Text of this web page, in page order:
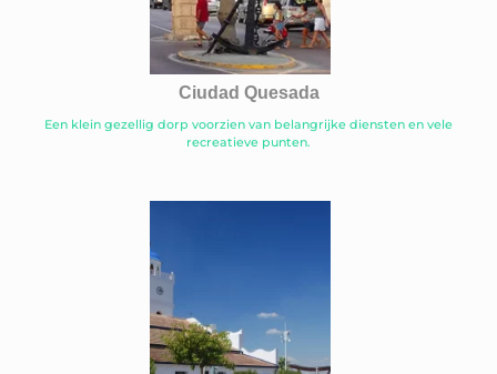
Ciudad Quesada
Een klein gezellig dorp voorzien van belangrijke diensten en vele
recreatieve punten.